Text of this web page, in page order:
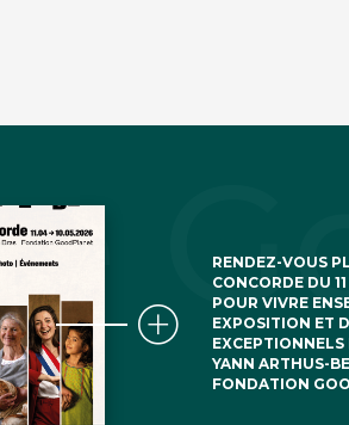
RENDEZ-VOUS
CONCORDE DU
POUR VIVRE
EXPOSITION ET
EXCEPTIONNELS
YANN ARTHUS-
FONDATION